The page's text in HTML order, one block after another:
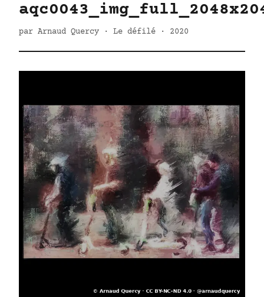
par Arnaud Quercy · Le défilé · 2020